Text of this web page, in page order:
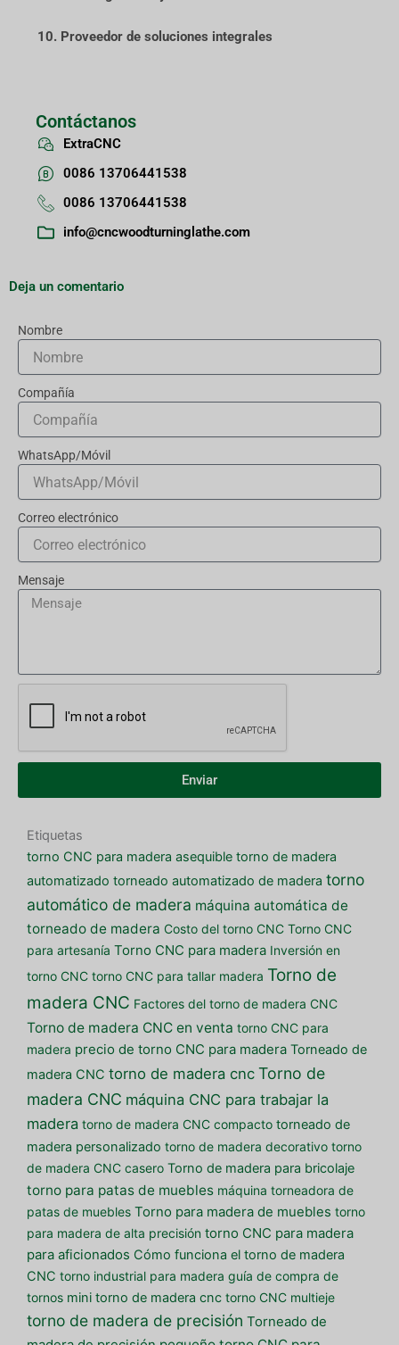
10. Proveedor de soluciones integrales
Contáctanos
ExtraCNC
0086 13706441538
0086 13706441538
info@cncwoodturninglathe.com
Deja un comentario
Nombre
Compañía
WhatsApp/Móvil
Correo electrónico
Mensaje
Enviar
Etiquetas
torno CNC para madera asequible torno de madera
automatizado torneado automatizado de madera torno
automático de madera máquina automática de
torneado de madera Costo del torno CNC Torno CNC
para artesanía Torno CNC para madera Inversión en
torno CNC torno CNC para tallar madera Torno de
madera CNC Factores del torno de madera CNC
Torno de madera CNC en venta torno CNC para
madera precio de torno CNC para madera Torneado de
madera CNC torno de madera cnc Torno de
madera CNC máquina CNC para trabajar la
madera torno de madera CNC compacto torneado de
madera personalizado torno de madera decorativo torno
de madera CNC casero Torno de madera para bricolaje
torno para patas de muebles máquina torneadora de
patas de muebles Torno para madera de muebles torno
para madera de alta precisión torno CNC para madera
para aficionados Cómo funciona el torno de madera
CNC torno industrial para madera guía de compra de
tornos mini torno de madera cnc torno CNC multieje
torno de madera de precisión Torneado de